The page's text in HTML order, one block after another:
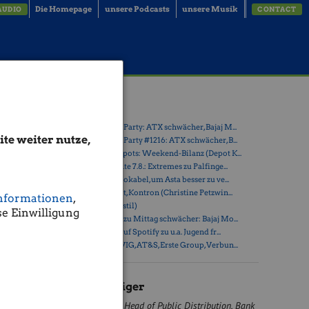
weiter nutze,
,
Einwilligung
Die Homepage unsere Podcasts unsere Musik CONTACT
am
es nun
» Wiener Börse Party: ATX schwächer, Bajaj M...
» Wiener Börse Party #1216: ATX schwächer, B...
» Österreich-Depots: Weekend-Bilanz (Depot K...
» Börsegeschichte 7.8.: Extremes zu Palfinge...
» Nachlese: 10 Vokabel, um Asta besser zu ve...
» PIR-News: Post, Kontron (Christine Petzwin...
» (Christian Drastil)
» Wiener Börse zu Mittag schwächer: Bajaj Mo...
» Börse-Inputs auf Spotify zu u.a. Jugend fr...
» ATX-Trends: VIG, AT&S, Erste Group, Verbun...
Heiko Geiger
Head of Public Distribution, Bank